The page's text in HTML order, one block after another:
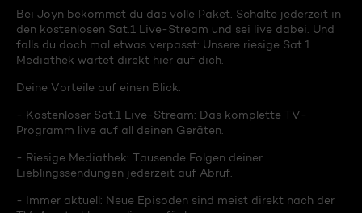
Bei Joyn bekommst du das volle Paket. Schalte jederzeit in
den kostenlosen Sat.1 Live-Stream und sei live dabei. Und
falls du doch mal etwas verpasst: Unsere riesige Sat.1
Mediathek wartet direkt hier auf dich.
Deine Vorteile auf einen Blick:
- Kostenloser Sat.1 Live-Stream: Das komplette TV-
Programm live auf all deinen Geräten.
- Riesige Mediathek: Tausende Folgen deiner
Lieblingssendungen jederzeit auf Abruf.
- Immer aktuell: Neue Episoden sind meist direkt nach der